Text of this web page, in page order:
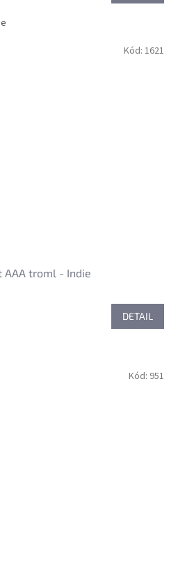
AAA troml - Indie
DETAIL
Kód: 1621
Kód: 951